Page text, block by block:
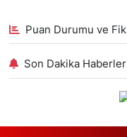
Puan Durumu ve
Son Dakika